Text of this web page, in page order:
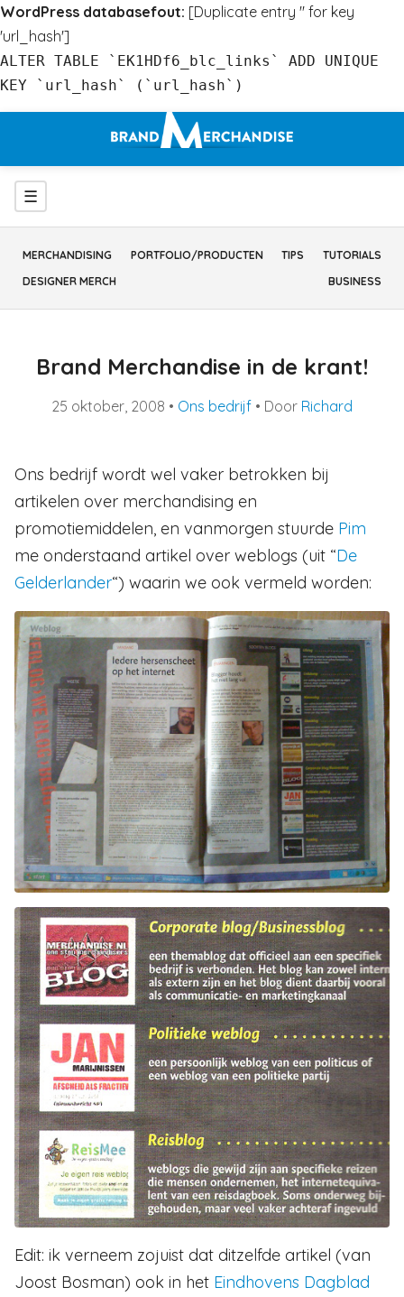
WordPress databasefout: [Duplicate entry '' for key
'url_hash']
ALTER TABLE `EK1HDf6_blc_links` ADD UNIQUE
KEY `url_hash` (`url_hash`)
inhoud
Menu
☰
MERCHANDISING PORTFOLIO/PRODUCTEN TIPS
TUTORIALS
DESIGNER MERCH
BUSINESS
Brand Merchandise in de krant!
25 oktober, 2008 • Ons bedrijf • Door Richard
Ons bedrijf wordt wel vaker betrokken bij
artikelen over merchandising en
promotiemiddelen, en vanmorgen stuurde Pim
me onderstaand artikel over weblogs (uit “De
Gelderlander“) waarin we ook vermeld worden:
Edit: ik verneem zojuist dat ditzelfde artikel (van
Joost Bosman) ook in het Eindhovens Dagblad